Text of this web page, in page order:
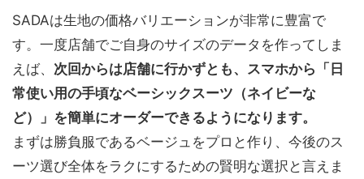
SADAは生地の価格バリエーションが非常に豊富で
す。一度店舗でご自身のサイズのデータを作ってしま
えば、 次回からは店舗に行かずとも、スマホから「日
常使い用の手頃なベーシックスーツ（ネイビーな
ど）」を簡単にオーダーできるようになります。
まずは勝負服であるベージュをプロと作り、今後のス
ーツ選び全体をラクにするための賢明な選択と言えま